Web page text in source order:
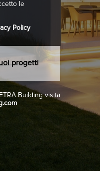
le
Policy
progetti
Building visita